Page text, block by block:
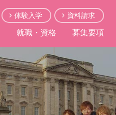
体験入学 資料請求
就職・資格 募集要項